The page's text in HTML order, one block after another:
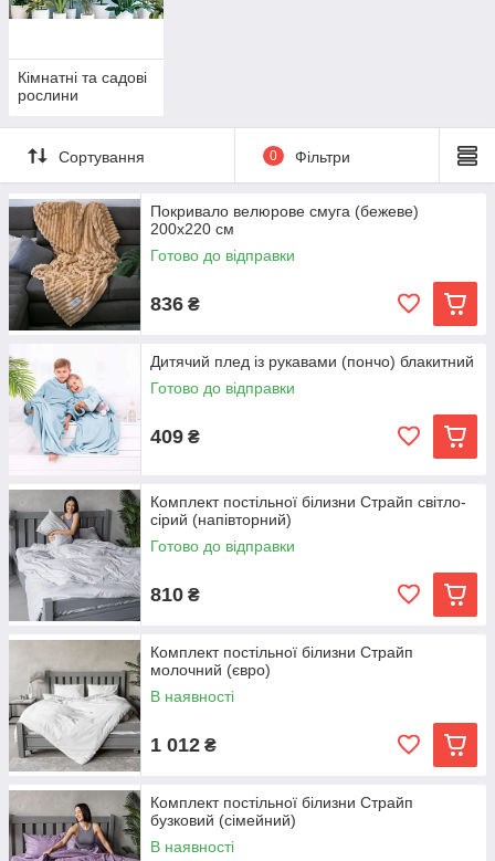
Кімнатні та садові
рослини
Сортування 0 Фільтри
Покривало велюрове смуга (бежеве)
200х220 см
Готово до відправки
836 ₴
Дитячий плед із рукавами (пончо) блакитний
Готово до відправки
409 ₴
Комплект постільної білизни Страйп світло-
сірий (напівторний)
Готово до відправки
810 ₴
Комплект постільної білизни Страйп
молочний (євро)
В наявності
1 012 ₴
Комплект постільної білизни Страйп
бузковий (сімейний)
В наявності